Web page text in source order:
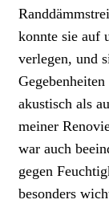
konnte sie auf
verlegen, und
akustisch als
meiner
war auch
gegen
besonders